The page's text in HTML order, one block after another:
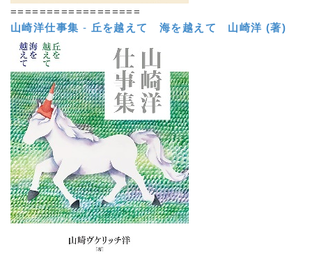
==================
山崎洋仕事集 - 丘を越えて 海を越えて 山崎洋 (著)